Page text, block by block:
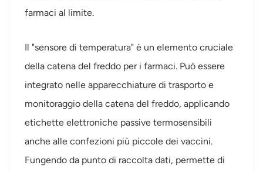
Indonesia
magyar
farmaci al limite.
Il "sensore di temperatura" è un elemento cruciale
della catena del freddo per i farmaci. Può essere
integrato nelle apparecchiature di trasporto e
monitoraggio della catena del freddo, applicando
etichette elettroniche passive termosensibili
anche alle confezioni più piccole dei vaccini.
Fungendo da punto di raccolta dati, permette di